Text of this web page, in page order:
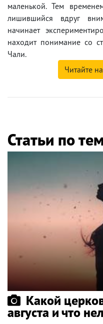
маленькой. Тем
лишившийся вдруг
начинает
находит понимание со
Чали.
Читайте
Статьи по
Какой
августа и что